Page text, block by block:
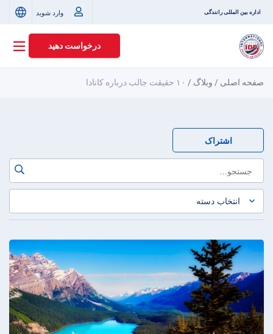
اداره بین المللی رانندگی وارد شوید
درخواست دهید
صفحه اصلی / وبلاگ / ۱۰ حقیقت جالب درباره کانادا
اشتراک